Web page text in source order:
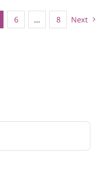
6 … 8 Next